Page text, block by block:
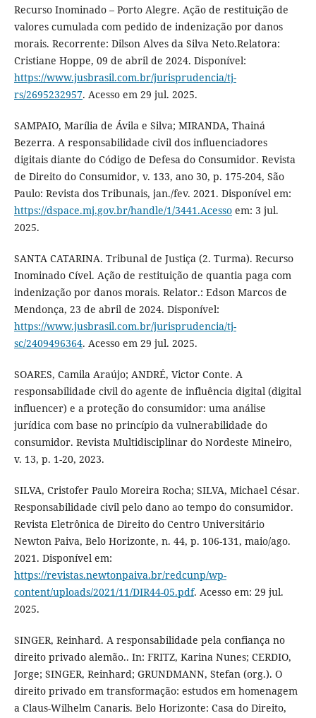
Recurso Inominado – Porto Alegre. Ação de restituição de
valores cumulada com pedido de indenização por danos
morais. Recorrente: Dilson Alves da Silva Neto.Relatora:
Cristiane Hoppe, 09 de abril de 2024. Disponível:
https://www.jusbrasil.com.br/jurisprudencia/tj-
rs/2695232957. Acesso em 29 jul. 2025.
SAMPAIO, Marília de Ávila e Silva; MIRANDA, Thainá
Bezerra. A responsabilidade civil dos influenciadores
digitais diante do Código de Defesa do Consumidor. Revista
de Direito do Consumidor, v. 133, ano 30, p. 175-204, São
Paulo: Revista dos Tribunais, jan./fev. 2021. Disponível em:
https://dspace.mj.gov.br/handle/1/3441.Acessoem: 3 jul.
2025.
SANTA CATARINA. Tribunal de Justiça (2. Turma). Recurso
Inominado Cível. Ação de restituição de quantia paga com
indenização por danos morais. Relator.: Edson Marcos de
Mendonça, 23 de abril de 2024. Disponível:
https://www.jusbrasil.com.br/jurisprudencia/tj-
sc/2409496364. Acesso em 29 jul. 2025.
SOARES, Camila Araújo; ANDRÉ, Victor Conte. A
responsabilidade civil do agente de influência digital (digital
influencer) e a proteção do consumidor: uma análise
jurídica com base no princípio da vulnerabilidade do
consumidor. Revista Multidisciplinar do Nordeste Mineiro,
v. 13, p. 1-20, 2023.
SILVA, Cristofer Paulo Moreira Rocha; SILVA, Michael César.
Responsabilidade civil pelo dano ao tempo do consumidor.
Revista Eletrônica de Direito do Centro Universitário
Newton Paiva, Belo Horizonte, n. 44, p. 106-131, maio/ago.
2021. Disponível em:
https://revistas.newtonpaiva.br/redcunp/wp-
content/uploads/2021/11/DIR44-05.pdf. Acesso em: 29 jul.
2025.
SINGER, Reinhard. A responsabilidade pela confiança no
direito privado alemão.. In: FRITZ, Karina Nunes; CERDIO,
Jorge; SINGER, Reinhard; GRUNDMANN, Stefan (org.). O
direito privado em transformação: estudos em homenagem
a Claus-Wilhelm Canaris. Belo Horizonte: Casa do Direito,